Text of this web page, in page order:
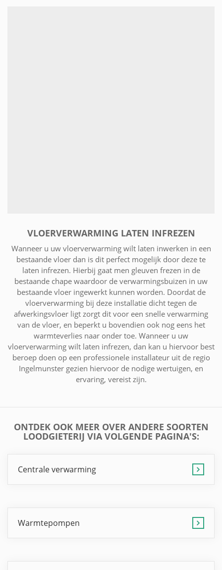
VLOERVERWARMING LATEN INFREZEN
Wanneer u uw vloerverwarming wilt laten inwerken in een
bestaande vloer dan is dit perfect mogelijk door deze te
laten infrezen. Hierbij gaat men gleuven frezen in de
bestaande chape waardoor de verwarmingsbuizen in uw
bestaande vloer ingewerkt kunnen worden. Doordat de
vloerverwarming bij deze installatie dicht tegen de
afwerkingsvloer ligt zorgt dit voor een snelle verwarming
van de vloer, en beperkt u bovendien ook nog eens het
warmteverlies naar onder toe. Wanneer u uw
vloerverwarming wilt laten infrezen, dan kan u hiervoor best
beroep doen op een professionele installateur uit de regio
Ingelmunster gezien hiervoor de nodige wertuigen, en
ervaring, vereist zijn.
ONTDEK OOK MEER OVER ANDERE SOORTEN
LOODGIETERIJ VIA VOLGENDE PAGINA'S:
Centrale verwarming
Warmtepompen